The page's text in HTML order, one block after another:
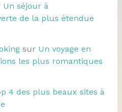
Un séjour à
de la plus étendue
sur Un voyage en
les plus romantiques
4 des plus beaux sites à